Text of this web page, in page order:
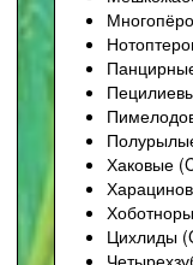
Хаковые
Цихлиды